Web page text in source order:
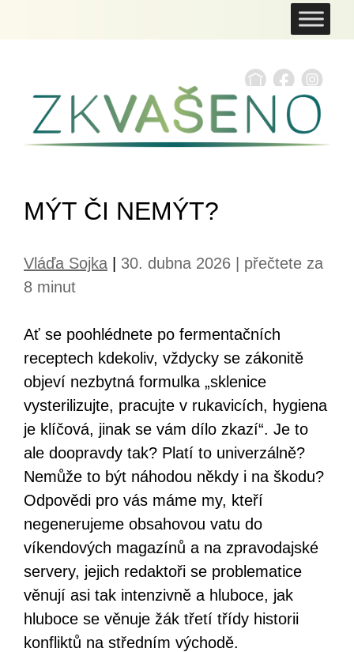
MÝT ČI NEMÝT?
Vláďa Sojka
30. dubna 2026 | přečtete za
8 minut
Ať se poohlédnete po fermentačních
receptech kdekoliv, vždycky se zákonitě
objeví nezbytná formulka „sklenice
vysterilizujte, pracujte v rukavicích, hygiena
je klíčová, jinak se vám dílo zkazí“. Je to
ale doopravdy tak? Platí to univerzálně?
Nemůže to být náhodou někdy i na škodu?
Odpovědi pro vás máme my, kteří
negenerujeme obsahovou vatu do
víkendových magazínů a na zpravodajské
servery, jejich redaktoři se problematice
věnují asi tak intenzivně a hluboce, jak
hluboce se věnuje žák třetí třídy historii
konfliktů na středním východě.